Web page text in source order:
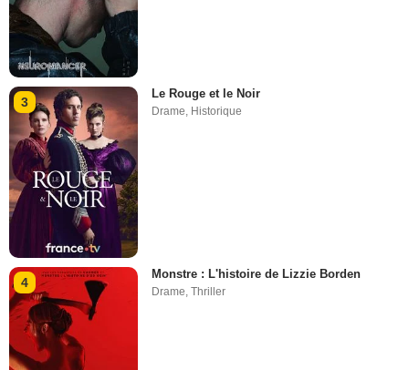
3
Le Rouge et le Noir
Drame, Historique
4
Monstre : L'histoire de Lizzie Borden
Drame,Thriller